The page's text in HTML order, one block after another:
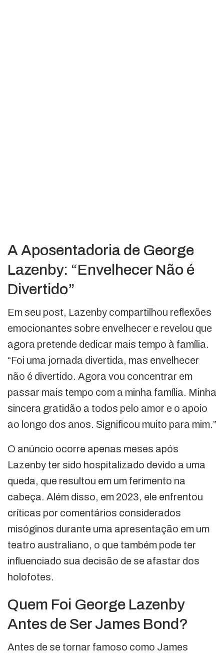
A Aposentadoria de George
Lazenby: “Envelhecer Não é
Divertido”
Em seu post, Lazenby compartilhou reflexões
emocionantes sobre envelhecer e revelou que
agora pretende dedicar mais tempo à família.
“Foi uma jornada divertida, mas envelhecer
não é divertido. Agora vou concentrar em
passar mais tempo com a minha família. Minha
sincera gratidão a todos pelo amor e o apoio
ao longo dos anos. Significou muito para mim.”
O anúncio ocorre apenas meses após
Lazenby ter sido hospitalizado devido a uma
queda, que resultou em um ferimento na
cabeça. Além disso, em 2023, ele enfrentou
críticas por comentários considerados
misóginos durante uma apresentação em um
teatro australiano, o que também pode ter
influenciado sua decisão de se afastar dos
holofotes.
Quem Foi George Lazenby
Antes de Ser James Bond?
Antes de se tornar famoso como James